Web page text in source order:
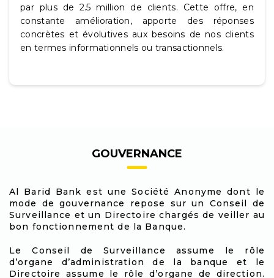
par plus de 2.5 million de clients. Cette offre, en
constante amélioration, apporte des réponses
concrètes et évolutives aux besoins de nos clients
en termes informationnels ou transactionnels.
GOUVERNANCE
Al Barid Bank est une Société Anonyme dont le
mode de gouvernance repose sur un Conseil de
Surveillance et un Directoire chargés de veiller au
bon fonctionnement de la Banque.
Le Conseil de Surveillance assume le rôle
d’organe d’administration de la banque et le
Directoire assume le rôle d’organe de direction.